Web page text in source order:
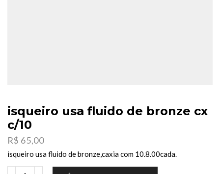
isqueiro usa fluido de bronze cx
c/10
R$ 65,00
isqueiro usa fluido de bronze,caxia com 10.8.00cada.